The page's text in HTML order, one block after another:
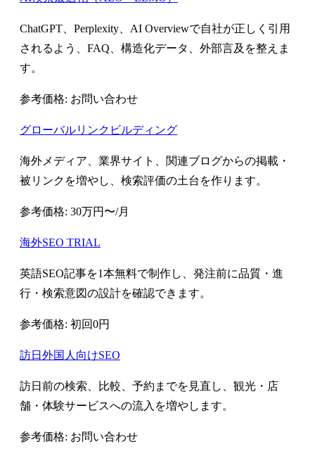
ChatGPT、Perplexity、AI Overviewで自社が正しく引用
されるよう、FAQ、構造化データ、外部言及を整えま
す。
参考価格: お問い合わせ
グローバルリンクビルディング
海外メディア、業界サイト、関連ブログからの掲載・
被リンクを増やし、検索評価の土台を作ります。
参考価格: 30万円〜/月
海外SEO TRIAL
英語SEO記事を1本無料で制作し、発注前に品質・進
行・検索意図の設計を確認できます。
参考価格: 初回0円
訪日外国人向けSEO
訪日前の検索、比較、予約までを見直し、観光・店
舗・体験サービスへの流入を増やします。
参考価格: お問い合わせ